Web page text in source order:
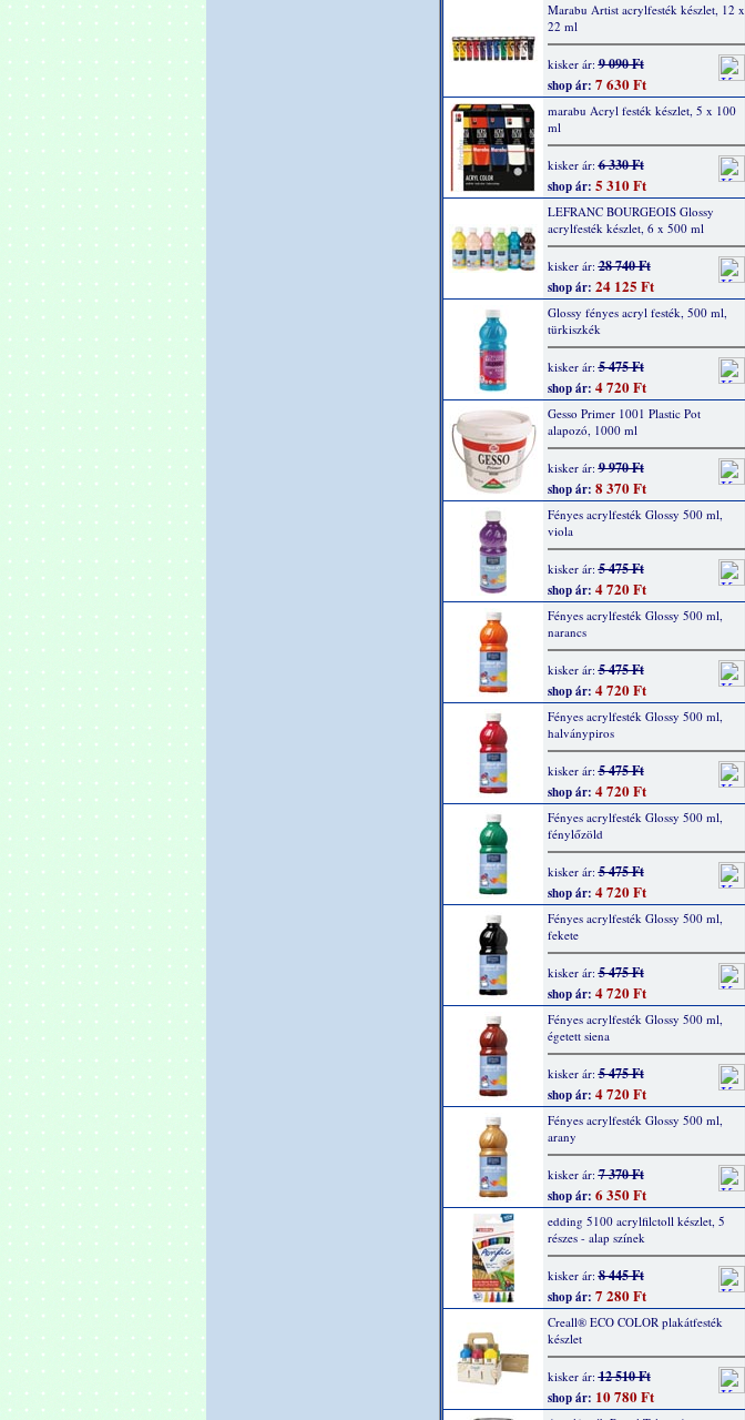
Marabu Artist acrylfesték készlet, 12 x
22 ml
kisker ár:9 090 Ft
shop ár: 7 630 Ft
marabu Acryl festék készlet, 5 x 100
ml
kisker ár:6 330 Ft
shop ár: 5 310 Ft
LEFRANC BOURGEOIS Glossy
acrylfesték készlet, 6 x 500 ml
kisker ár:28 740 Ft
shop ár: 24 125 Ft
Glossy fényes acryl festék, 500 ml,
türkiszkék
kisker ár:5 475 Ft
shop ár: 4 720 Ft
Gesso Primer 1001 Plastic Pot
alapozó, 1000 ml
kisker ár:9 970 Ft
shop ár: 8 370 Ft
Fényes acrylfesték Glossy 500 ml,
viola
kisker ár:5 475 Ft
shop ár: 4 720 Ft
Fényes acrylfesték Glossy 500 ml,
narancs
kisker ár:5 475 Ft
shop ár: 4 720 Ft
Fényes acrylfesték Glossy 500 ml,
halványpiros
kisker ár:5 475 Ft
shop ár: 4 720 Ft
Fényes acrylfesték Glossy 500 ml,
fénylőzöld
kisker ár:5 475 Ft
shop ár: 4 720 Ft
Fényes acrylfesték Glossy 500 ml,
fekete
kisker ár:5 475 Ft
shop ár: 4 720 Ft
Fényes acrylfesték Glossy 500 ml,
égetett siena
kisker ár:5 475 Ft
shop ár: 4 720 Ft
Fényes acrylfesték Glossy 500 ml,
arany
kisker ár:7 370 Ft
shop ár: 6 350 Ft
edding 5100 acrylfilctoll készlet, 5
részes - alap színek
kisker ár:8 445 Ft
shop ár: 7 280 Ft
Creall® ECO COLOR plakátfesték
készlet
kisker ár:12 510 Ft
shop ár: 10 780 Ft